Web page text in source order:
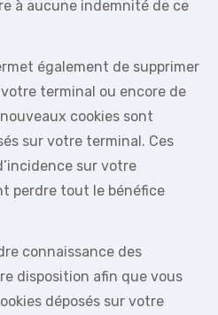
à aucune indemnité de ce
également de supprimer
terminal ou encore de
cookies sont
sur votre terminal. Ces
sur votre
perdre tout le bénéfice
connaissance des
disposition afin que vous
déposés sur votre